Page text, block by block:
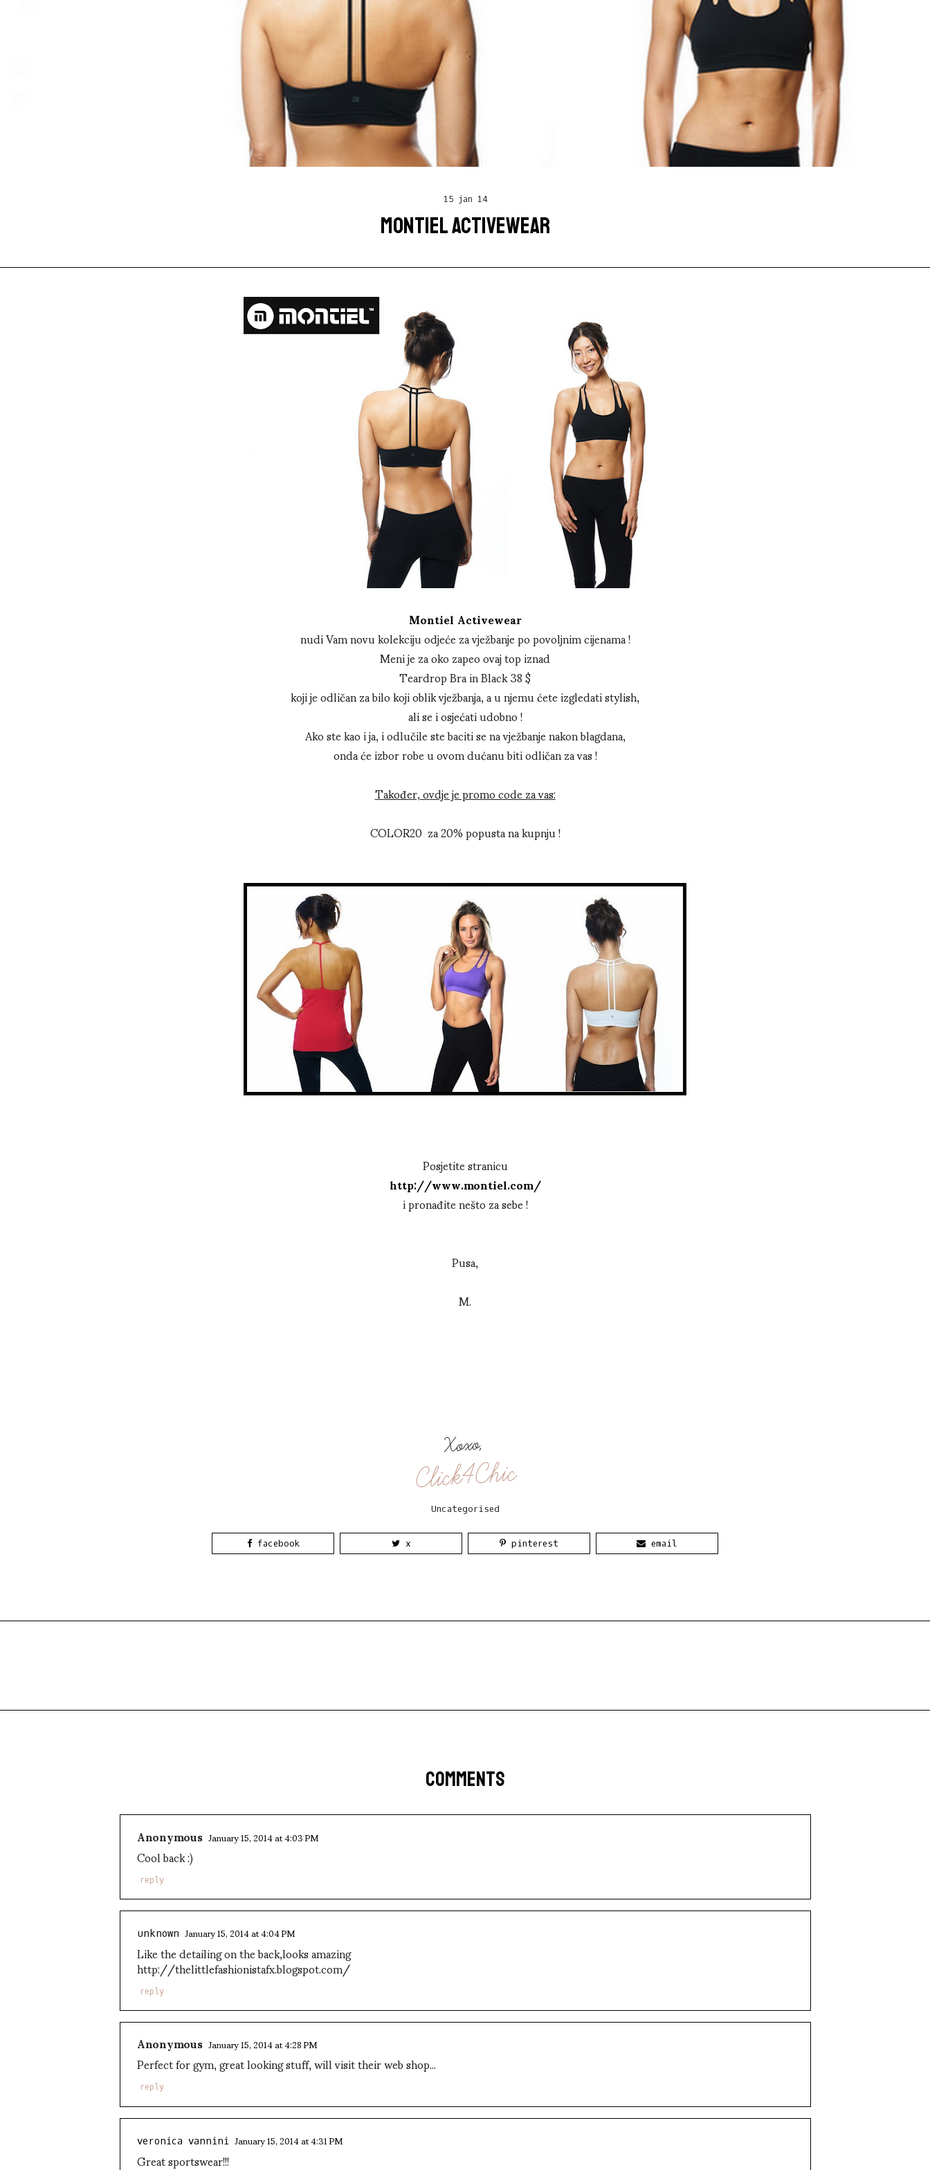
15 jan 14
MONTIEL ACTIVEWEAR
Montiel Activewear
nudi Vam novu kolekciju odjeće za vježbanje po povoljnim cijenama !
Meni je za oko zapeo ovaj top iznad
Teardrop Bra in Black 38 $
koji je odličan za bilo koji oblik vježbanja, a u njemu ćete izgledati stylish,
ali se i osjećati udobno !
Ako ste kao i ja, i odlučile ste baciti se na vježbanje nakon blagdana,
onda će izbor robe u ovom dućanu biti odličan za vas !
Također, ovdje je promo code za vas:
COLOR20 za 20% popusta na kupnju !
Posjetite stranicu
http://www.montiel.com/
i pronađite nešto za sebe !
Pusa,
M.
Xoxo,
Click4Chic
Uncategorised
facebook x pinterest email
COMMENTS
Anonymous January 15, 2014 at 4:03 PM
Cool back :)
reply
unknown January 15, 2014 at 4:04 PM
Like the detailing on the back,looks amazing
http://thelittlefashionistafx.blogspot.com/
reply
Anonymous January 15, 2014 at 4:28 PM
Perfect for gym, great looking stuff, will visit their web shop...
reply
veronica vannini January 15, 2014 at 4:31 PM
Great sportswear!!!